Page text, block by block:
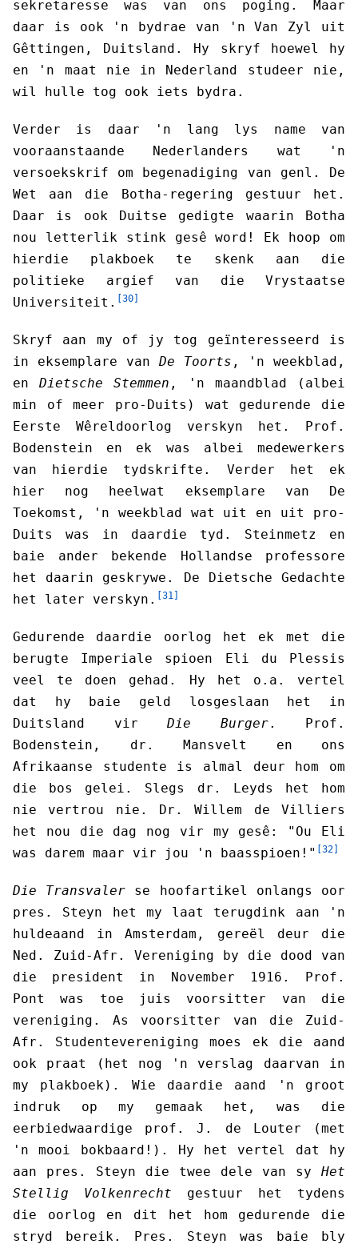
sekretaresse was van ons poging. Maar
daar is ook 'n bydrae van 'n Van Zyl uit
Gêttingen, Duitsland. Hy skryf hoewel hy
en 'n maat nie in Nederland studeer nie,
wil hulle tog ook iets bydra.
Verder is daar 'n lang lys name van
vooraanstaande Nederlanders wat 'n
versoekskrif om begenadiging van genl. De
Wet aan die Botha-regering gestuur het.
Daar is ook Duitse gedigte waarin Botha
nou letterlik stink gesê word! Ek hoop om
hierdie plakboek te skenk aan die
politieke argief van die Vrystaatse
Universiteit.
[30]
Skryf aan my of jy tog geïnteresseerd is
in eksemplare van De Toorts , 'n weekblad,
enDietsche Stemmen , 'n maandblad (albei
min of meer pro-Duits) wat gedurende die
Eerste Wêreldoorlog verskyn het. Prof.
Bodenstein en ek was albei medewerkers
van hierdie tydskrifte. Verder het ek
hier nog heelwat eksemplare van De
Toekomst, 'n weekblad wat uit en uit pro-
Duits was in daardie tyd. Steinmetz en
baie ander bekende Hollandse professore
het daarin geskrywe. De Dietsche Gedachte
het later verskyn.
[31]
Gedurende daardie oorlog het ek met die
berugte Imperiale spioen Eli du Plessis
veel te doen gehad. Hy het o.a. vertel
dat hy baie geld losgeslaan het in
Duitsland vir Die Burger. Prof.
Bodenstein, dr. Mansvelt en ons
Afrikaanse studente is almal deur hom om
die bos gelei. Slegs dr. Leyds het hom
nie vertrou nie. Dr. Willem de Villiers
het nou die dag nog vir my gesê: "Ou Eli
was darem maar vir jou 'n baasspioen!"
[32]
Die Transvaler se hoofartikel onlangs oor
pres. Steyn het my laat terugdink aan 'n
huldeaand in Amsterdam, gereël deur die
Ned. Zuid-Afr. Vereniging by die dood van
die president in November 1916. Prof.
Pont was toe juis voorsitter van die
vereniging. As voorsitter van die Zuid-
Afr. Studentevereniging moes ek die aand
ook praat (het nog 'n verslag daarvan in
my plakboek). Wie daardie aand 'n groot
indruk op my gemaak het, was die
eerbiedwaardige prof. J. de Louter (met
'n mooi bokbaard!). Hy het vertel dat hy
aan pres. Steyn die twee dele van sy Het
Stellig Volkenrecht gestuur het tydens
die oorlog en dit het hom gedurende die
stryd bereik. Pres. Steyn was baie bly